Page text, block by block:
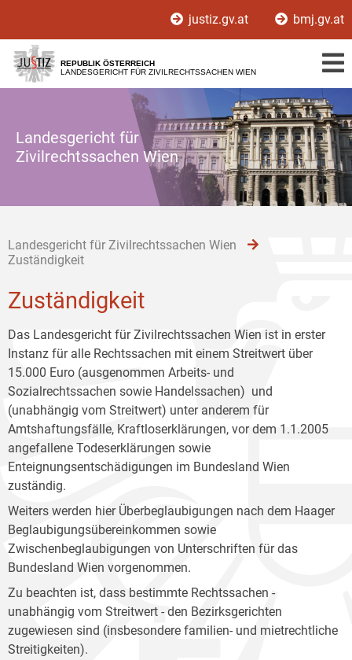
[1]
[2]
[3]
justiz.gv.at bmj.gv.at
REPUBLIK ÖSTERREICH
LANDESGERICHT FÜR ZIVILRECHTSSACHEN WIEN
Landesgericht für
Zivilrechtssachen Wien
Landesgericht für Zivilrechtssachen Wien
Zuständigkeit
Zuständigkeit
Das Landesgericht für Zivilrechtssachen Wien ist in erster
Instanz für alle Rechtssachen mit einem Streitwert über
15.000 Euro (ausgenommen Arbeits- und
Sozialrechtssachen sowie Handelssachen) und
(unabhängig vom Streitwert) unter anderem für
Amtshaftungsfälle, Kraftloserklärungen, vor dem 1.1.2005
angefallene Todeserklärungen sowie
Enteignungsentschädigungen im Bundesland Wien
zuständig.
Weiters werden hier Überbeglaubigungen nach dem Haager
Beglaubigungsübereinkommen sowie
Zwischenbeglaubigungen von Unterschriften für das
Bundesland Wien vorgenommen.
Zu beachten ist, dass bestimmte Rechtssachen -
unabhängig vom Streitwert - den Bezirksgerichten
zugewiesen sind (insbesondere familien- und mietrechtliche
Streitigkeiten).